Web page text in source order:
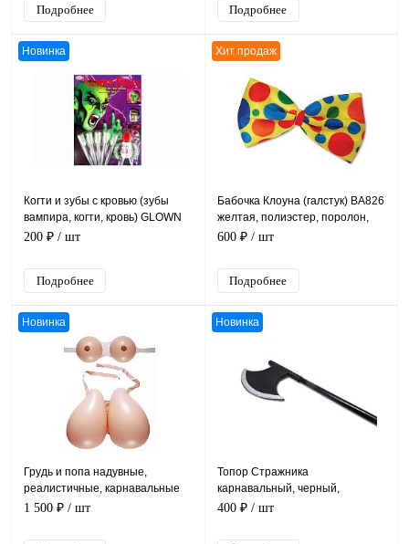
Подробнее Подробнее
Новинка
Когти и зубы с кровью (зубы
вампира, когти, кровь) GLOWN
FACES, белый, зеленый
200 ₽ / шт
Подробнее
Хит продаж
Бабочка Клоуна (галстук) ВА826
желтая, полиэстер, поролон,
размер 36*20 см
600 ₽ / шт
Подробнее
Новинка
Грудь и попа надувные,
реалистичные, карнавальные
5379T, розовый латекс
1 500 ₽ / шт
Новинка
Топор Стражника
карнавальный, черный,
пластмассовый, длина 100 см
400 ₽ / шт